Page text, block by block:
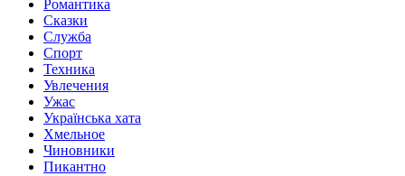
Романтика
Сказки
Служба
Спорт
Техника
Увлечения
Ужас
Українська хата
Хмельное
Чиновники
Пикантно